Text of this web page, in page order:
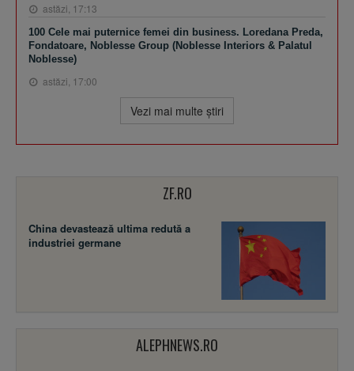
astăzi, 17:13
100 Cele mai puternice femei din business. Loredana Preda,
Fondatoare, Noblesse Group (Noblesse Interiors & Palatul
Noblesse)
astăzi, 17:00
Vezi mai multe ştiri
ZF.RO
China devastează ultima redută a
industriei germane
ALEPHNEWS.RO